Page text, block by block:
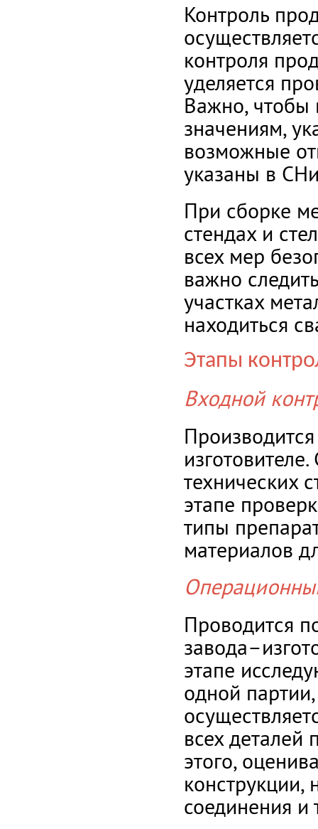
Контроль
контроля
уделяется
Важно, чтобы
значениям,
возможные
указаны в
При сборке
стендах и
всех мер
важно
участках
находиться
Этапы
Входной
технических
этапе
типы
материалов
Проводится
этапе
одной
всех деталей
этого,
соединения и